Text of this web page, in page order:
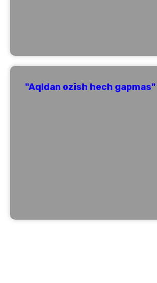
"Aqldan ozish hech gapmas"